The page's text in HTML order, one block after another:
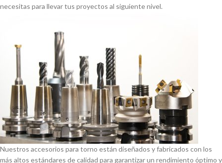
necesitas para llevar tus proyectos al siguiente nivel.
Nuestros accesorios para torno están diseñados y fabricados con los
más altos estándares de calidad para garantizar un rendimiento óptimo y